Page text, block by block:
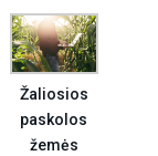
Žaliosios
paskolos
žemės